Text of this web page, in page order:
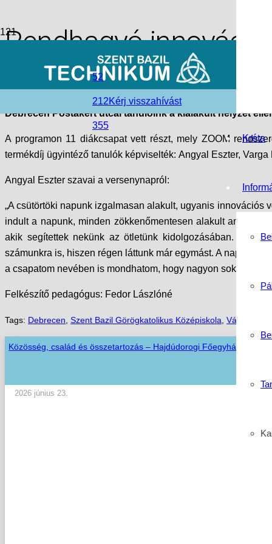
Kréta
52
212
355
Kérj visszahívást
Rendhagyó
2020-05-28
folder_openDebreceni tagintézmény,Hírek,Szent Bazil
Debrecen Postakert utcai tanulóink a kialakult helyzet
A programon 11 diákcsapat vett részt, mely ZOOM
termékdíj ügyintéző tanulók képviselték: Angyal Eszter,
Angyal Eszter szavai a versenynapról:
„A csütörtöki napunk izgalmasan alakult, ugyanis innovációs
indult a napunk, minden zökkenőmentesen alakult annak
akik segítettek nekünk az ötletünk kidolgozásában.
számunkra is, hiszen régen láttunk már egymást. A napunk
a csapatom nevében is mondhatom, hogy nagyon sokat
Felkészítő pedagógus: Fedor Lászlóné
Tags: Debrecen Szent Bazil Görögkatolikus Középiskola Vám-
Közösség, család és összetartozás – Hajdúdorogi Főegyházmegyei
2026 június 23.